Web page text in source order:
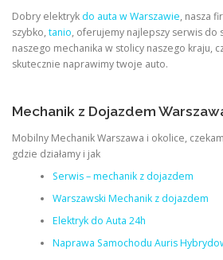
Dobry elektryk do auta w Warszawie, nasza
szybko, tanio, oferujemy najlepszy serwis do
naszego mechanika w stolicy naszego kraju,
skutecznie naprawimy twoje auto.
Mechanik z Dojazdem
Mobilny Mechanik Warszawa i okolice,
gdzie działamy i jak
Serwis – mechanik z dojazdem
Warszawski Mechanik z dojazdem
Elektryk do Auta 24h
Naprawa Samochodu Auris